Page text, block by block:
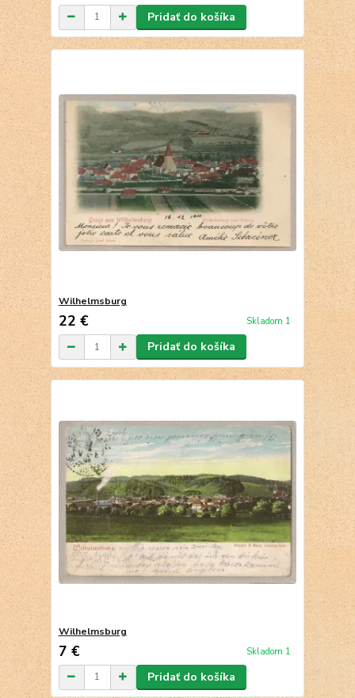
Pridať do košíka
Wilhelmsburg
22 € Skladom 1
Pridať do košíka
Wilhelmsburg
7 € Skladom 1
Pridať do košíka